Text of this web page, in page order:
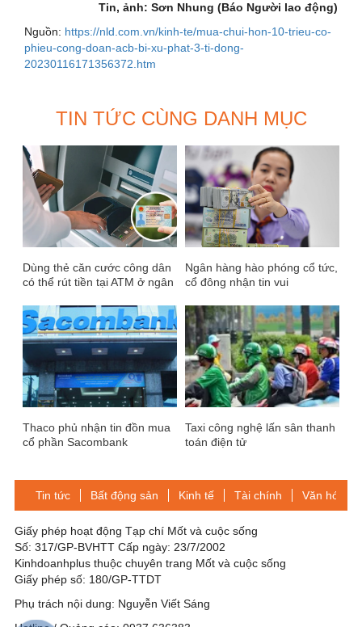
Tin, ảnh: Sơn Nhung (Báo Người lao động)
Nguồn: https://nld.com.vn/kinh-te/mua-chui-hon-10-trieu-co-
phieu-cong-doan-acb-bi-xu-phat-3-ti-dong-
20230116171356372.htm
TIN TỨC CÙNG DANH MỤC
Dùng thẻ căn cước công dân
có thể rút tiền tại ATM ở ngân
Ngân hàng hào phóng cổ tức,
cổ đông nhận tin vui
Thaco phủ nhận tin đồn mua
cổ phần Sacombank
Taxi công nghệ lấn sân thanh
toán điện tử
Tin tức Bất động sản Kinh tế Tài chính Văn hóa-
Giấy phép hoạt động Tạp chí Mốt và cuộc sống
Số: 317/GP-BVHTT Cấp ngày: 23/7/2002
Kinhdoanhplus thuộc chuyên trang Mốt và cuộc sống
Giấy phép số: 180/GP-TTDT
Phụ trách nội dung: Nguyễn Viết Sáng